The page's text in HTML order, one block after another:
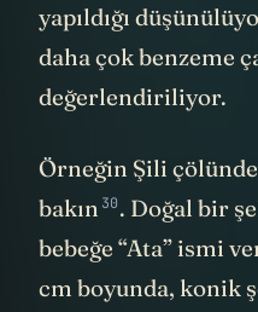
yapıldığı
daha çok benzeme
değerlendiriliyor.
Örneğin Şili
bakın 30. Doğal bir
bebeğe “Ata” ismi
cm boyunda, konik